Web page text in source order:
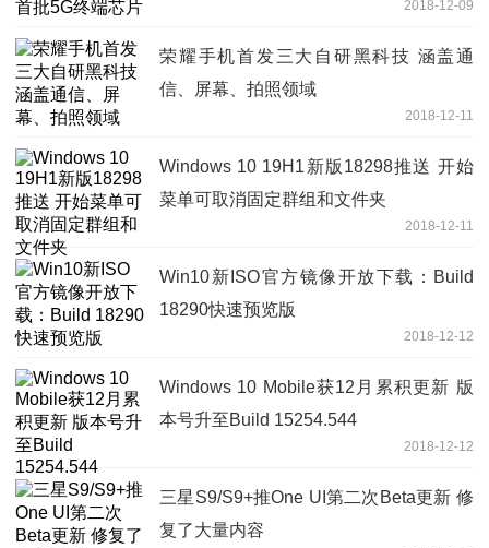
2018-12-09
荣耀手机首发三大自研黑科技 涵盖通
信、屏幕、拍照领域
2018-12-11
Windows 10 19H1新版18298推送 开始
菜单可取消固定群组和文件夹
2018-12-11
Win10新ISO官方镜像开放下载：Build
18290快速预览版
2018-12-12
Windows 10 Mobile获12月累积更新 版
本号升至Build 15254.544
2018-12-12
三星S9/S9+推One UI第二次Beta更新 修
复了大量内容